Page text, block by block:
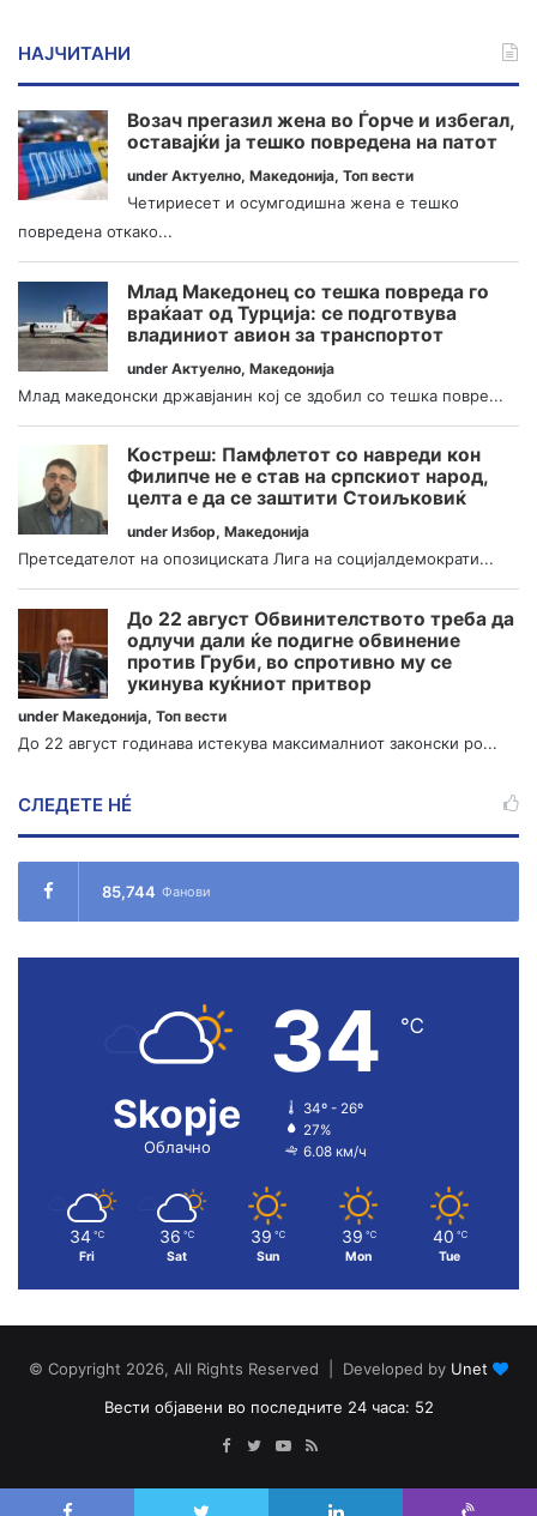
НАЈЧИТАНИ
Возач прегазил жена во Ѓорче и избегал,
оставајќи ја тешко повредена на патот
under Актуелно, Македонија, Топ вести
Четириесет и осумгодишна жена е тешко
повредена откако...
Млад Македонец со тешка повреда го
враќаат од Турција: се подготвува
владиниот авион за транспортот
under Актуелно, Македонија
Млад македонски државјанин кој се здобил со тешка повре...
Костреш: Памфлетот со навреди кон
Филипче не е став на српскиот народ,
целта е да се заштити Стоиљковиќ
under Избор, Македонија
Претседателот на опозициската Лига на социјалдемократи...
До 22 август Обвинителството треба да
одлучи дали ќе подигне обвинение
против Груби, во спротивно му се
укинува куќниот притвор
under Македонија, Топ вести
До 22 август годинава истекува максималниот законски ро...
СЛЕДЕТЕ НÉ
85,744 Фанови
Skopje
Облачно
34 ℃
34º - 26º
27%
6.08 км/ч
34 ℃
Fri
36 ℃
Sat
39 ℃
Sun
39 ℃
Mon
40 ℃
Tue
© Copyright 2026, All Rights Reserved | Developed by Unet
Вести објавени во последните 24 часа: 52
Facebook
TwitterYouTube
RSS